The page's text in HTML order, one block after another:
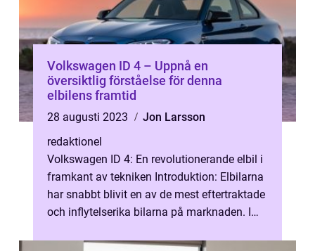
Volkswagen ID 4 – Uppnå en
översiktlig förståelse för denna
elbilens framtid
28 augusti 2023
Jon Larsson
redaktionel
Volkswagen ID 4: En revolutionerande elbil i
framkant av tekniken Introduktion: Elbilarna
har snabbt blivit en av de mest eftertraktade
och inflytelserika bilarna på marknaden. I